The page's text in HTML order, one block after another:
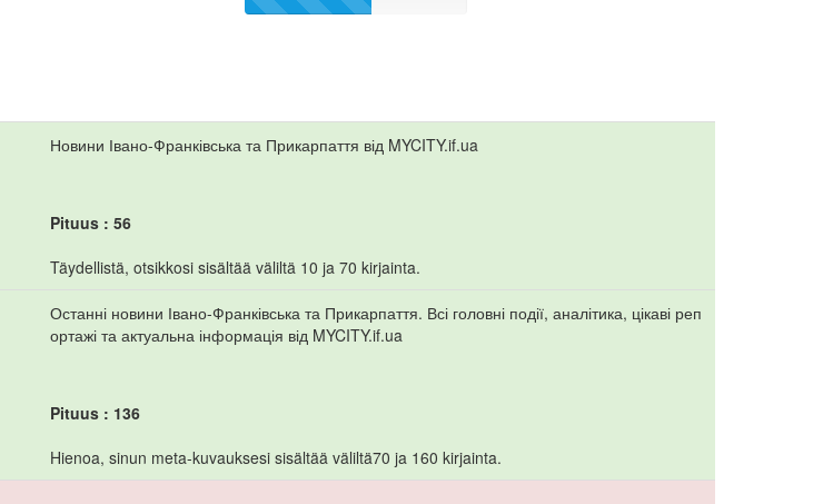
Новини Івано-Франківська та Прикарпаття від MYCITY.if.ua
Pituus : 56
Täydellistä, otsikkosi sisältää väliltä 10 ja 70 kirjainta.
Останні новини Івано-Франківська та Прикарпаття. Всі головні події, аналітика, цікаві реп
ортажі та актуальна інформація від MYCITY.if.ua
Pituus : 136
Hienoa, sinun meta-kuvauksesi sisältää väliltä70 ja 160 kirjainta.